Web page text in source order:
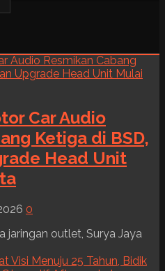
Car Audio
Ketiga di BSD,
Head Unit
0
jaringan outlet, Surya Jaya